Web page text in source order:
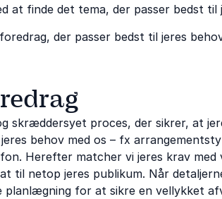
at finde det tema, der passer bedst til
der passer bedst til jeres
skræddersyet proces, der sikrer, at
behov med os – fx
Herefter matcher vi jeres krav med
til netop jeres publikum. Når
planlægning for at sikre en vellykket